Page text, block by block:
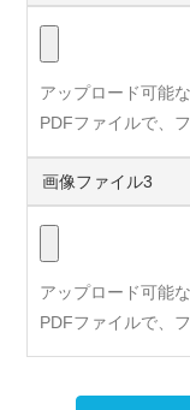
アップロード可能
PDFファイルで、
画像ファイル3
アップロード可能
PDFファイルで、